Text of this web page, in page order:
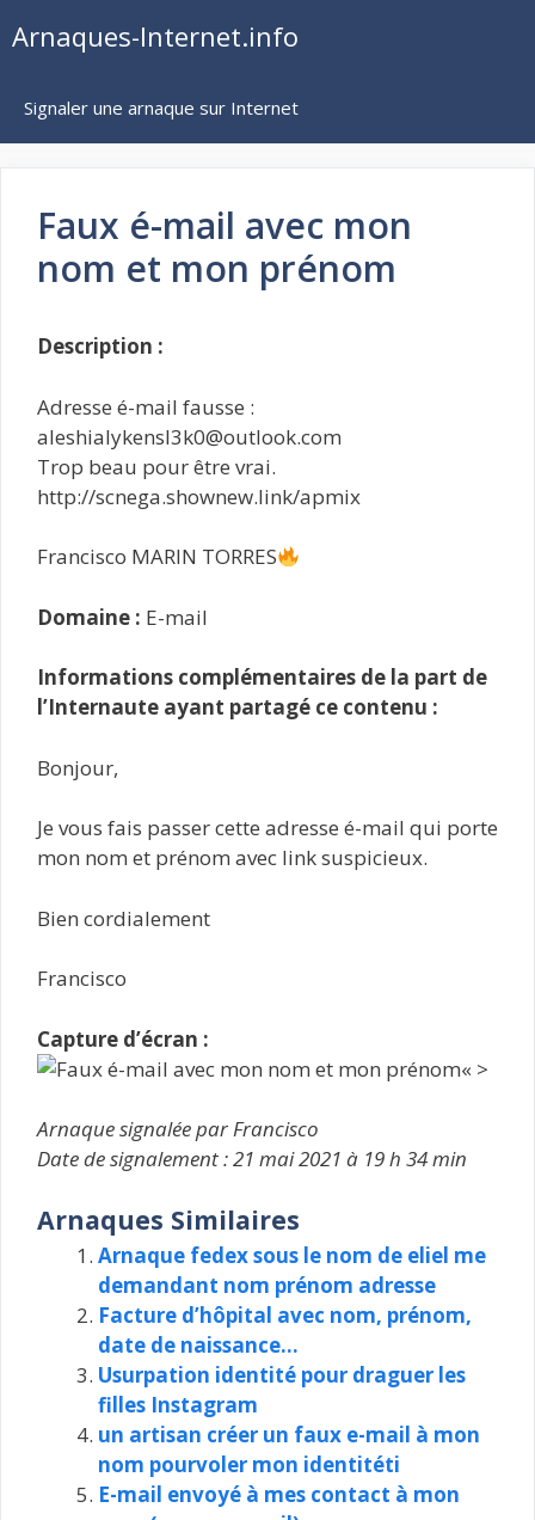
auArnaques-Internet.info
Signaler une arnaque sur Internet
Faux é-mail avec mon
nom et mon prénom
Description :
Adresse é-mail fausse :
aleshialykensl3k0@outlook.com
Trop beau pour être vrai.
http://scnega.shownew.link/apmix
Francisco MARIN TORRES
Domaine : E-mail
Informations complémentaires de la part de
l’Internaute ayant partagé ce contenu :
Bonjour,
Je vous fais passer cette adresse é-mail qui porte
mon nom et prénom avec link suspicieux.
Bien cordialement
Francisco
Capture d’écran :
« >
Arnaque signalée par Francisco
Date de signalement : 21 mai 2021 à 19 h 34 min
Arnaques Similaires
Arnaque fedex sous le nom de eliel me
demandant nom prénom adresse
Facture d’hôpital avec nom, prénom,
date de naissance…
Usurpation identité pour draguer les
filles Instagram
un artisan créer un faux e-mail à mon
nom pourvoler mon identitéti
E-mail envoyé à mes contact à mon